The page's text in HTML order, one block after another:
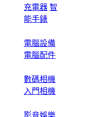
充電器 智
能手錶
電腦設備
電腦配件
數碼相機
入門相機
影音娛樂